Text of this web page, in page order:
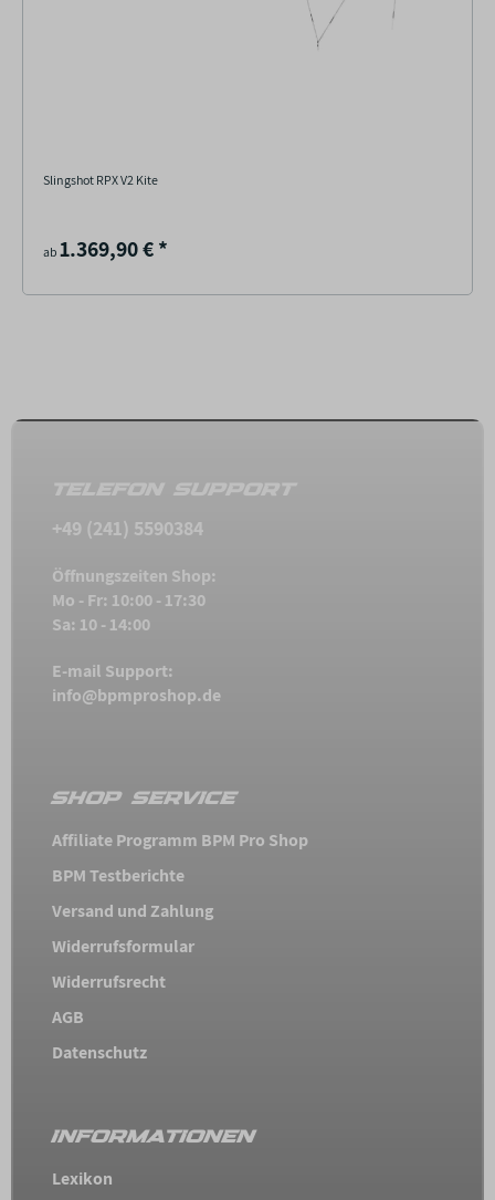
Slingshot RPX V2 Kite
ab1.369,90 €*
TELEFON SUPPORT
+49 (241) 5590384
Öffnungszeiten Shop:
Mo - Fr: 10:00 - 17:30
Sa: 10 - 14:00
E-mail Support:
info@bpmproshop.de
SHOP SERVICE
Affiliate Programm BPM Pro Shop
BPM Testberichte
Versand und Zahlung
Widerrufsformular
Widerrufsrecht
AGB
Datenschutz
INFORMATIONEN
Lexikon